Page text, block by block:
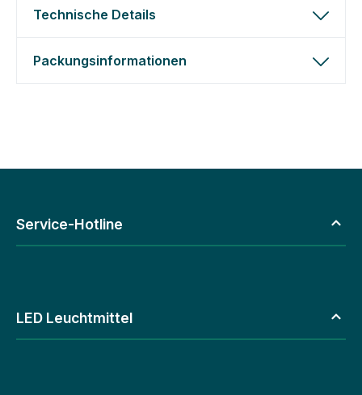
Technische Details
Packungsinformationen
Service-Hotline
LED Leuchtmittel